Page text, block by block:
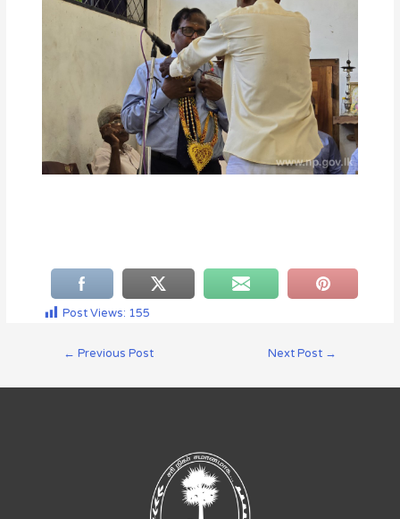
Post Views: 155
← Previous Post Next Post →